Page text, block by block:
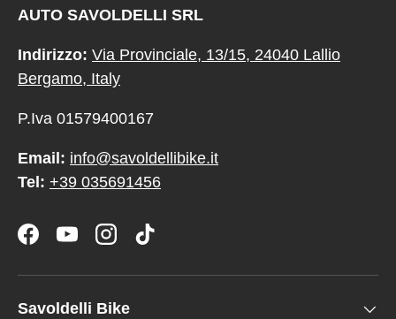
AUTO SAVOLDELLI SRL
Indirizzo: Via Provinciale, 13/15, 24040 Lallio
Bergamo, Italy
P.Iva 01579400167
Email: info@savoldellibike.it
Tel: +39 035691456
Facebook
YouTubeInstagram
TikTok
Savoldelli Bike